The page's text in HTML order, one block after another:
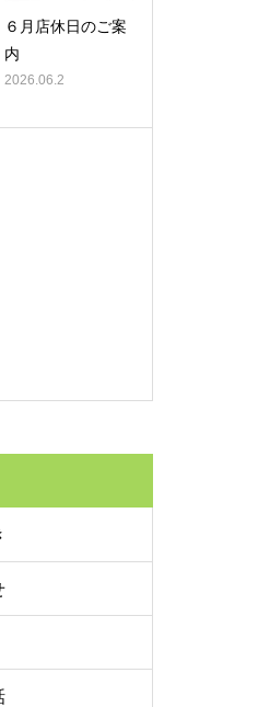
６月店休日のご案
内
2026.06.2